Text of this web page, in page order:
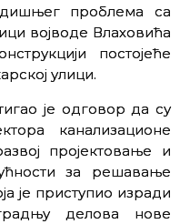
проблема са
војводе Влаховића
постојеће
улици.
је одговор да су
канализационе
пројектовање и
за решавање
је приступио изради
делова нове